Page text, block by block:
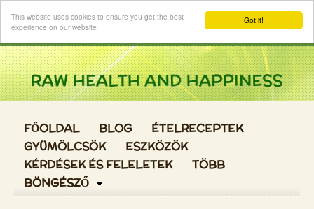
Got it!
This website uses cookies to ensure you get the best
experience on our website
Login
FŐOLDAL BLOG
ÉTELRECEPTEK
GYÜMÖLCSÖK
ESZKÖZÖK
KÉRDÉSEK ÉS FELELETEK
TÖBB
BÖNGÉSZŐ